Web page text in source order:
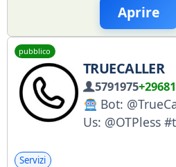
Aprire
pubblico
TRUECALLER
5791975+29681
Bot:
Us: @OTPless
Servizi